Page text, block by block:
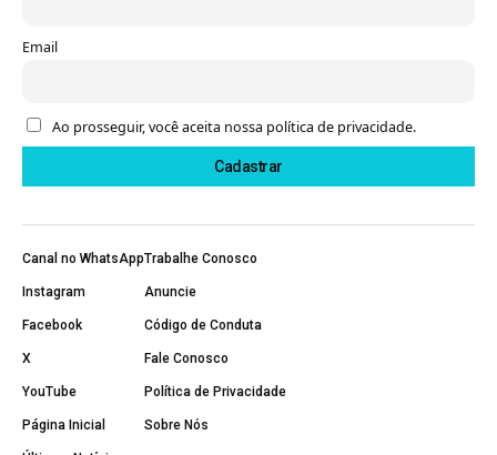
Email
Ao prosseguir, você aceita nossa política de privacidade.
Canal no WhatsApp
Instagram
Facebook
X
YouTube
Página Inicial
Trabalhe Conosco
Anuncie
Código de Conduta
Fale Conosco
Política de Privacidade
Sobre Nós